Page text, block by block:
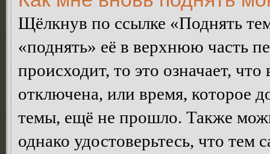
Щёлкнув по ссылке «Поднять
«поднять» её в верхнюю часть
происходит, то это означает,
отключена, или время, которое
темы, ещё не прошло. Также
однако удостоверьтесь, что